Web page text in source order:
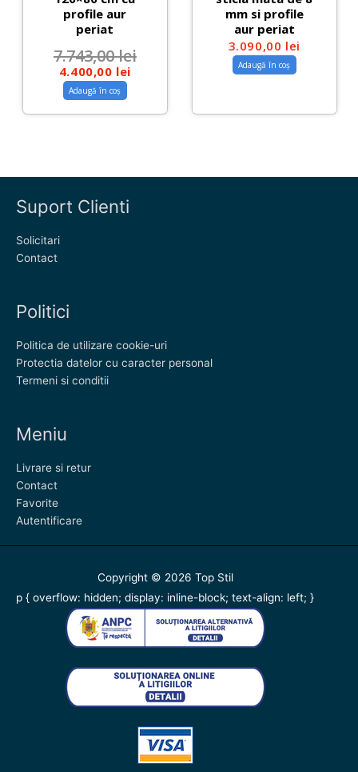
profile aur
periat
7.743,00lei
4.400,00 lei
Adaugă în coș
mm si profile
aur periat
3.090,00 lei
Adaugă în coș
Suport Clienti
Solicitari
Contact
Politici
Politica de utilizare cookie-uri
Protectia datelor cu caracter personal
Termeni si conditii
Meniu
Livrare si retur
Contact
Favorite
Autentificare
Copyright © 2026 Top Stil
p { overflow: hidden; display: inline-block; text-align: left; }